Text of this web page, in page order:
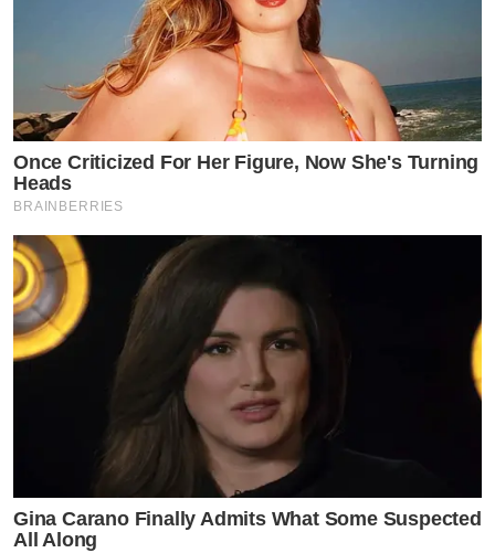
Once Criticized For Her Figure, Now She's Turning
Heads
BRAINBERRIES
Gina Carano Finally Admits What Some Suspected
All Along